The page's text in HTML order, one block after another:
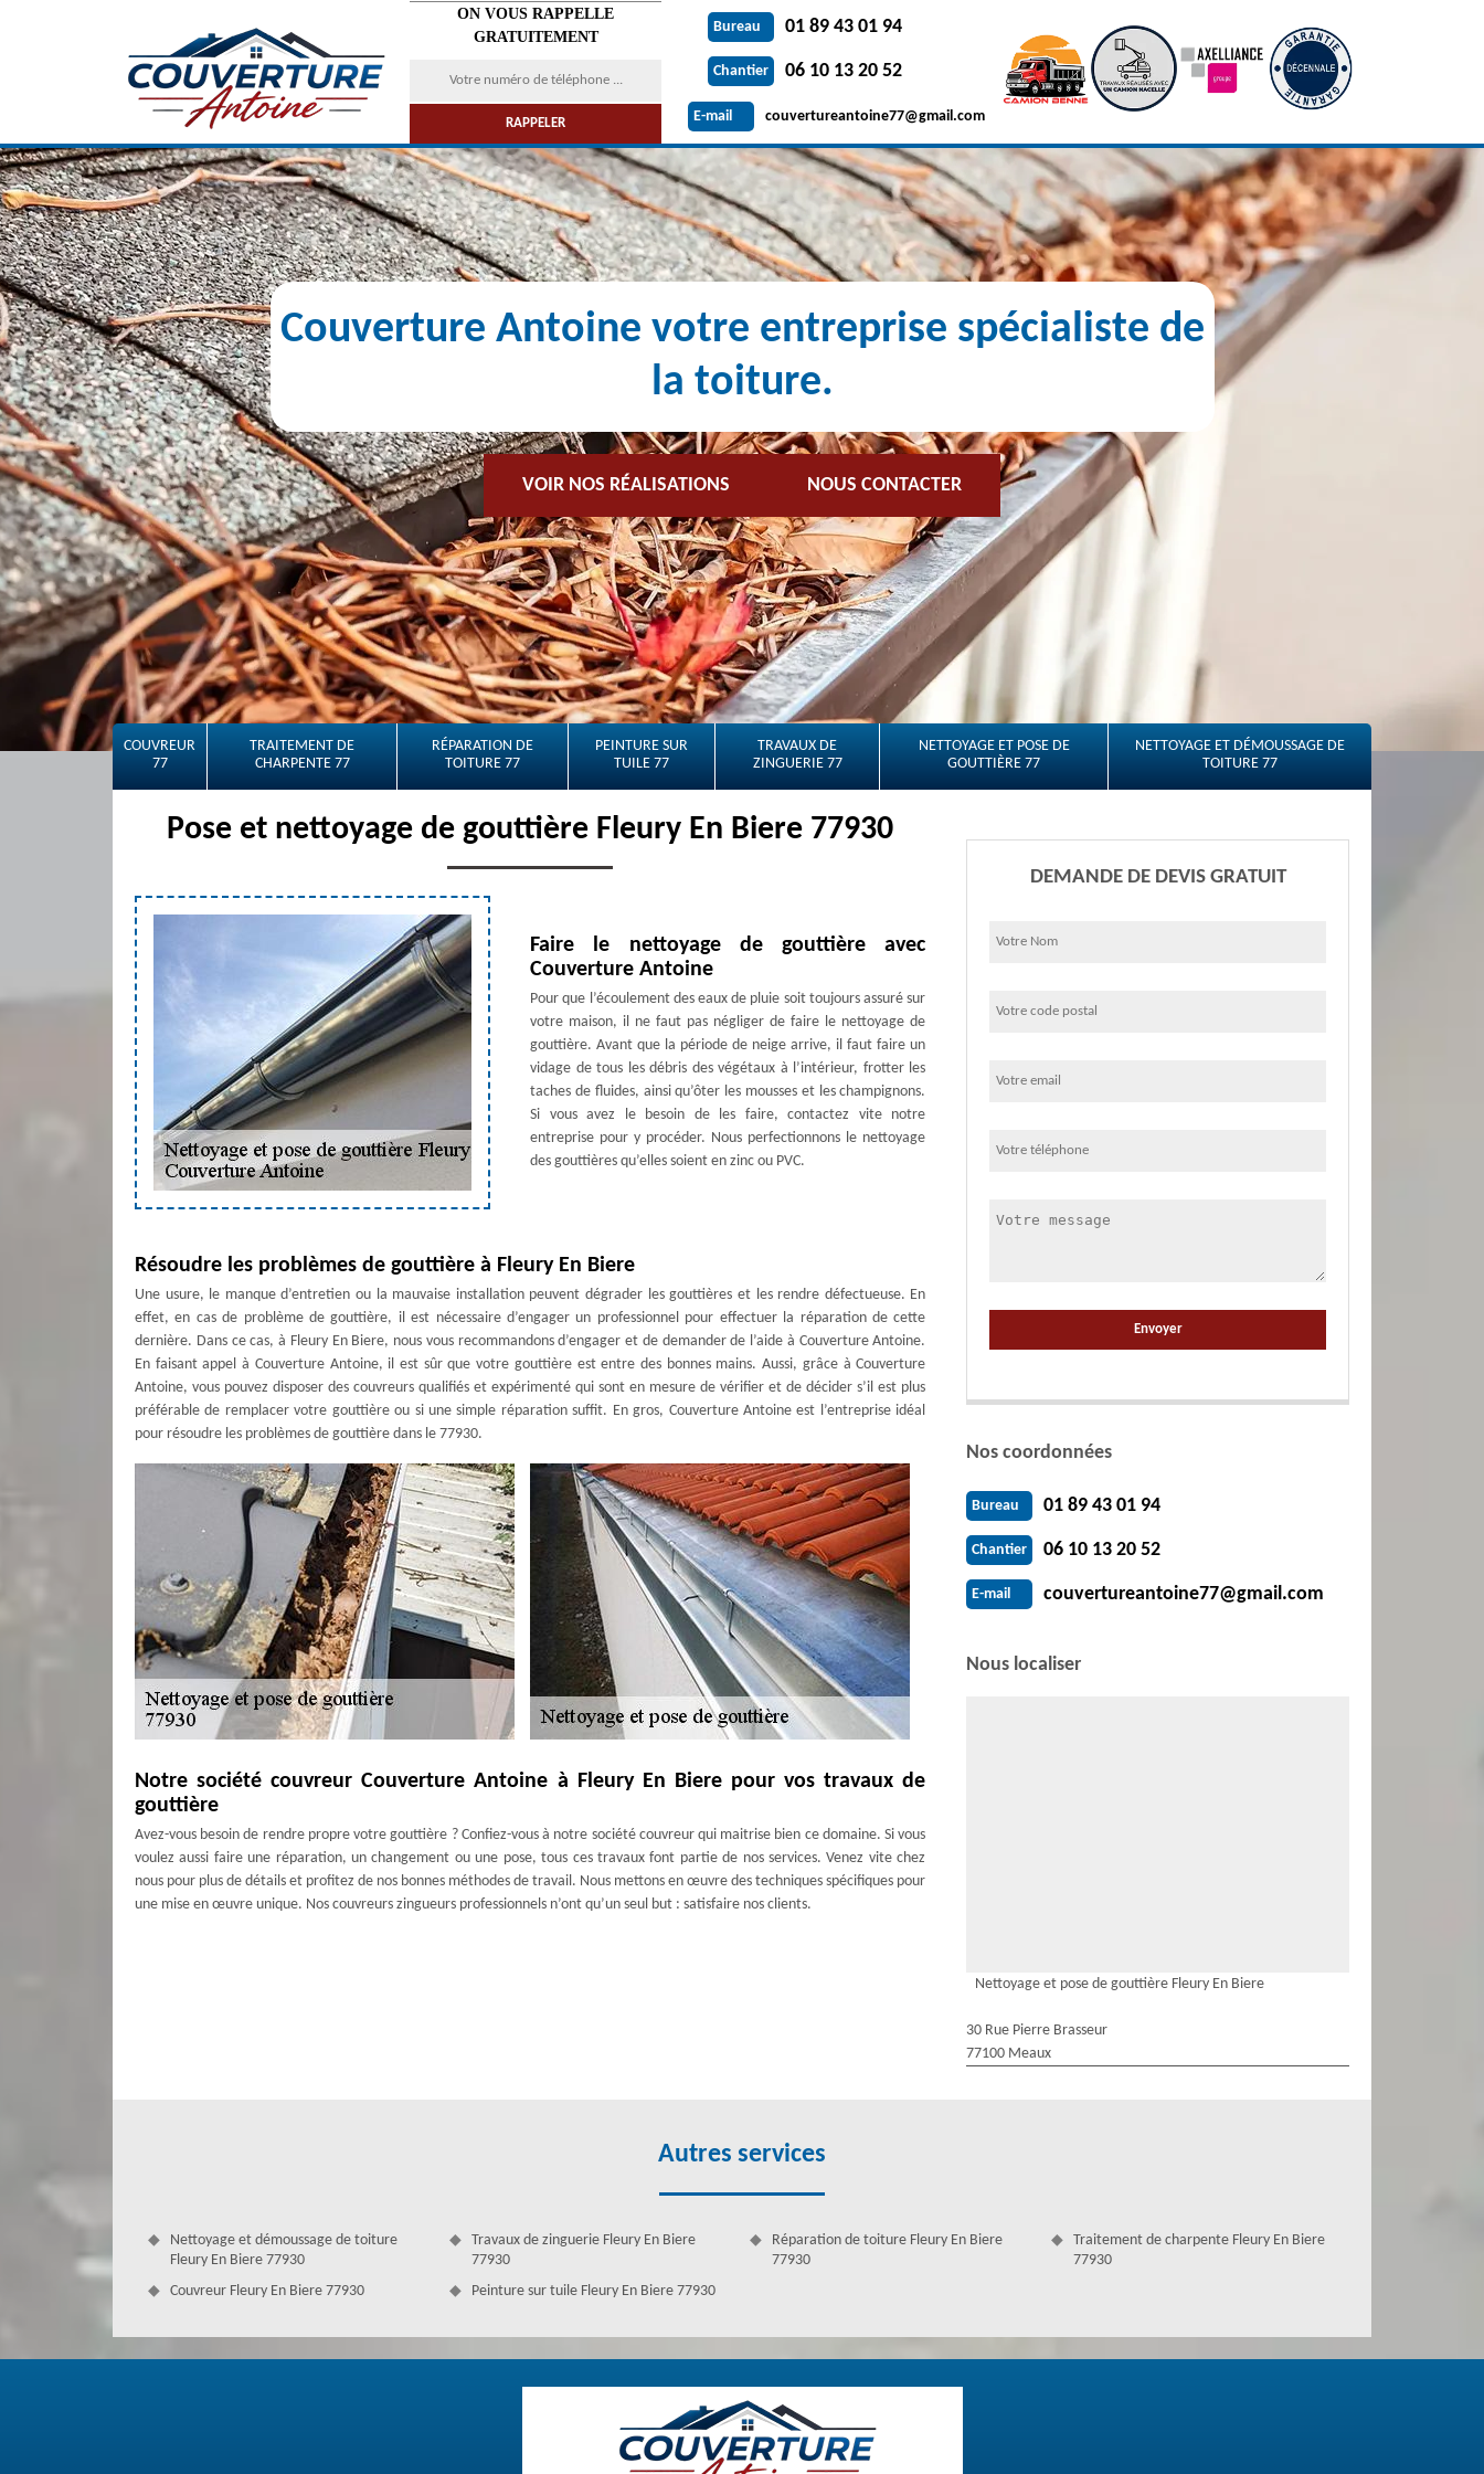
ON VOUS RAPPELLE
GRATUITEMENT
Bureau 01 89 43 01 94
Chantier 06 10 13 20 52
E-mail couvertureantoine77@gmail.com
Couverture Antoine votre entreprise spécialiste de
la toiture.
VOIR NOS RÉALISATIONS NOUS CONTACTER
COUVREUR
77
TRAITEMENT DE
CHARPENTE 77
RÉPARATION DE
TOITURE 77
PEINTURE SUR
TUILE 77
TRAVAUX DE
ZINGUERIE 77
NETTOYAGE ET POSE DE
GOUTTIÈRE 77
NETTOYAGE ET DÉMOUSSAGE DE
TOITURE 77
Pose et nettoyage de gouttière Fleury En Biere 77930
Faire le nettoyage de gouttière avec
Couverture Antoine
Pour que l’écoulement des eaux de pluie soit toujours assuré sur
votre maison, il ne faut pas négliger de faire le nettoyage de
gouttière. Avant que la période de neige arrive, il faut faire un
vidage de tous les débris des végétaux à l’intérieur, frotter les
taches de fluides, ainsi qu’ôter les mousses et les champignons.
Si vous avez le besoin de les faire, contactez vite notre
entreprise pour y procéder. Nous perfectionnons le nettoyage
des gouttières qu’elles soient en zinc ou PVC.
Résoudre les problèmes de gouttière à Fleury En Biere
Une usure, le manque d’entretien ou la mauvaise installation peuvent dégrader les gouttières et les rendre défectueuse. En
effet, en cas de problème de gouttière, il est nécessaire d’engager un professionnel pour effectuer la réparation de cette
dernière. Dans ce cas, à Fleury En Biere, nous vous recommandons d’engager et de demander de l’aide à Couverture Antoine.
En faisant appel à Couverture Antoine, il est sûr que votre gouttière est entre des bonnes mains. Aussi, grâce à Couverture
Antoine, vous pouvez disposer des couvreurs qualifiés et expérimenté qui sont en mesure de vérifier et de décider s’il est plus
préférable de remplacer votre gouttière ou si une simple réparation suffit. En gros, Couverture Antoine est l’entreprise idéal
pour résoudre les problèmes de gouttière dans le 77930.
Notre société couvreur Couverture Antoine à Fleury En Biere pour vos travaux de
gouttière
Avez-vous besoin de rendre propre votre gouttière ? Confiez-vous à notre société couvreur qui maitrise bien ce domaine. Si vous
voulez aussi faire une réparation, un changement ou une pose, tous ces travaux font partie de nos services. Venez vite chez
nous pour plus de détails et profitez de nos bonnes méthodes de travail. Nous mettons en œuvre des techniques spécifiques pour
une mise en œuvre unique. Nos couvreurs zingueurs professionnels n’ont qu’un seul but : satisfaire nos clients.
Procéder des travaux de changement de gouttière à Fleury En Biere
Au cas où vous remarquez des trous ou fissure, des fuites d’eau au niveau des joints ou des éléments fragilisés comme les
crochets, cela signifie vos gouttières sont endommagées et qu’elles n’assurent plus donc correctement leur rôle d’évacuation
DEMANDE DE DEVIS GRATUIT
Nos coordonnées
Bureau 01 89 43 01 94
Chantier 06 10 13 20 52
E-mail couvertureantoine77@gmail.com
Nous localiser
Nettoyage et pose de gouttière Fleury En Biere
30 Rue Pierre Brasseur
77100 Meaux
Autres services
Nettoyage et démoussage de toiture
Fleury En Biere 77930
Couvreur Fleury En Biere 77930
Travaux de zinguerie Fleury En Biere
77930
Peinture sur tuile Fleury En Biere 77930
Réparation de toiture Fleury En Biere
77930
Traitement de charpente Fleury En Biere
77930